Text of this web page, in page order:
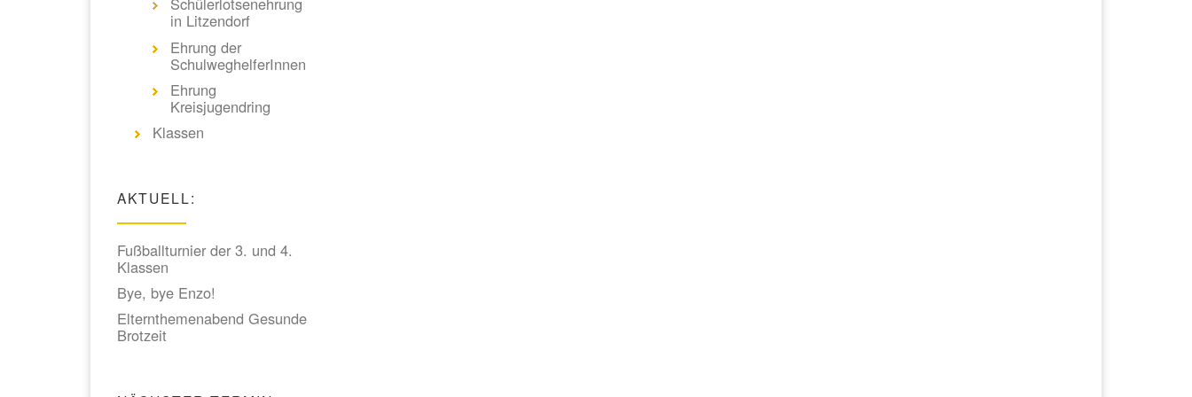
in Litzendorf
Ehrung der
SchulweghelferInnen
Ehrung
Kreisjugendring
Klassen
AKTUELL:
Fußballturnier der 3. und 4.
Klassen
Bye, bye Enzo!
Elternthemenabend Gesunde
Brotzeit